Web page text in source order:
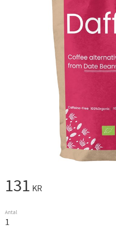
131 KR
Antal